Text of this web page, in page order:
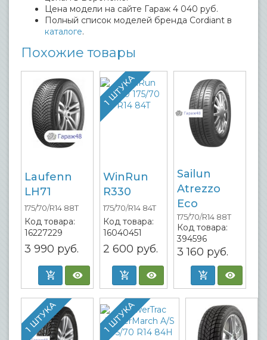
Цена модели на сайте Гараж 4 040 руб.
Полный список моделей бренда Cordiant в
каталоге.
Похожие товары
Laufenn
LH71
175/70/R14 88T
Код товара:
16227229
3 990 руб.
1 ШТУКА
WinRun
R330
175/70/R14 84T
Код товара:
16040451
2 600 руб.
Sailun
Atrezzo
Eco
175/70/R14 88T
Код товара:
394596
3 160 руб.
1 ШТУКА 1 ШТУКА